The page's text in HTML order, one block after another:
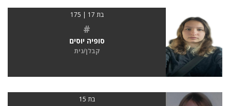
בת 17 | 175
#
סופיה יוסים
קבלן/נית
בת 15